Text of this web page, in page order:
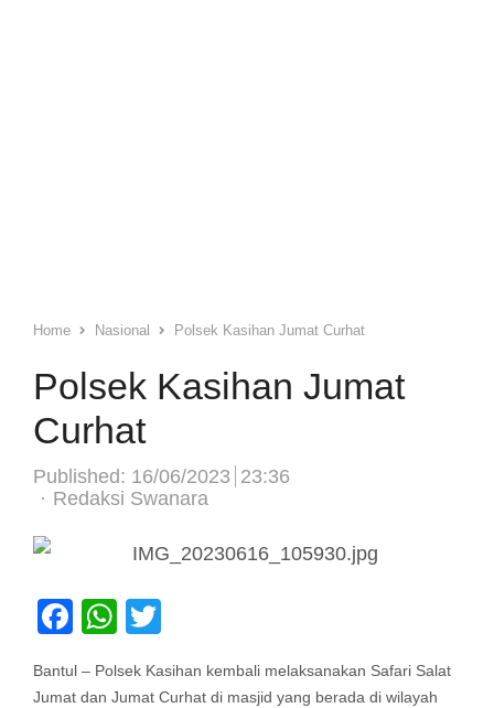
Home Nasional Polsek Kasihan Jumat Curhat
Polsek Kasihan Jumat
Curhat
Published: 16/06/2023 23:36
Author
Redaksi Swanara
Facebook
WhatsApp
Bantul – Polsek Kasihan kembali melaksanakan Safari Salat
Jumat dan Jumat Curhat di masjid yang berada di wilayah